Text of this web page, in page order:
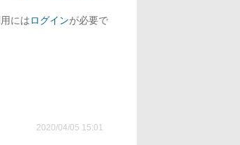
にはログインが必要で
2020/04/05 15:01